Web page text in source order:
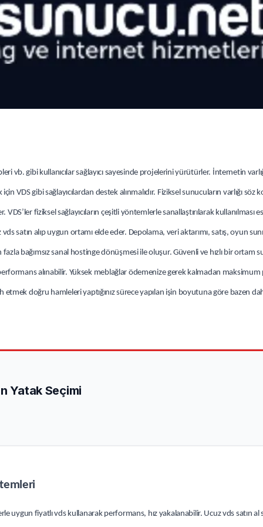
vb. gibi kullanıcılar sağlayıcı sayesinde projelerini yürütürler. İnternetin
gibi sağlayıcılardan destek alınmalıdır. Fiziksel sunucuların varlığı söz
fiziksel sağlayıcıların çeşitli yöntemlerle sanallaştırılarak kullanılması
satın alıp uygun ortamı elde eder. Depolama, veri aktarımı, satış, oyun
bağımsız sanal hostinge dönüşmesi ile oluşur. Güvenli ve hızlı bir ortam
alınabilir. Yüksek meblağlar ödemenize gerek kalmadan
etmek doğru hamleleri yaptığınız sürece yapılan işin boyutuna göre bazen
Yatak Seçimi
uygun fiyatlı vds kullanarak performans, hız yakalanabilir. Ucuz vds satın al